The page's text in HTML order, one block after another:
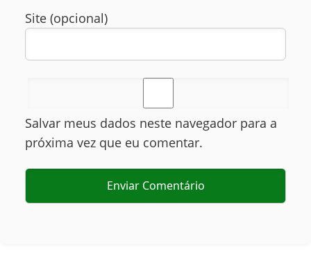
Site (opcional)
Salvar meus dados neste navegador para a
próxima vez que eu comentar.